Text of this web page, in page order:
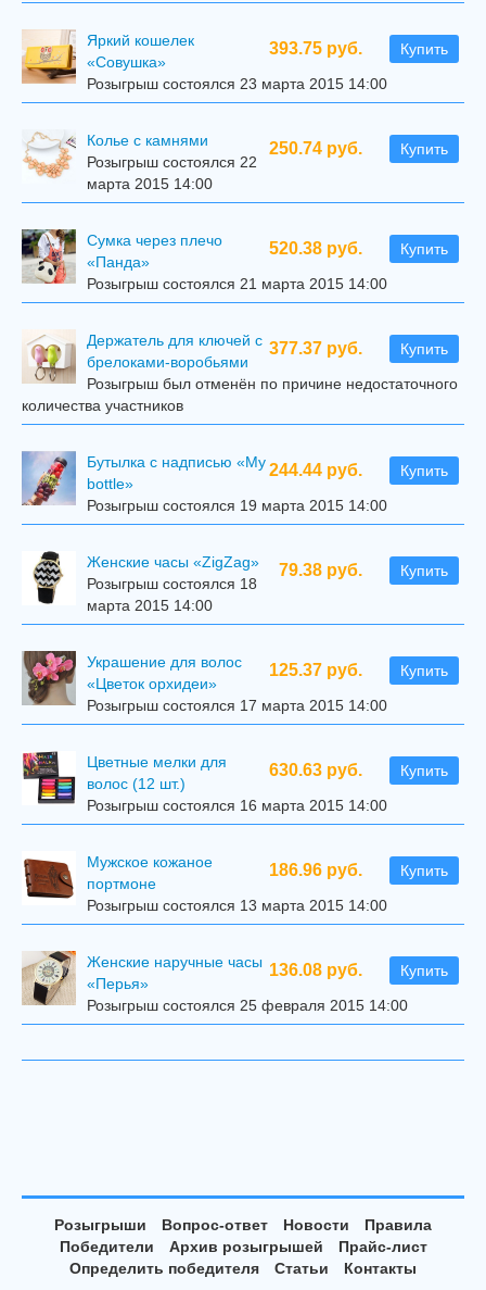
393.75 руб. Купить
Яркий кошелек
«Совушка»
Розыгрыш состоялся 23 марта 2015 14:00
250.74 руб. Купить
Колье с камнями
Розыгрыш состоялся 22
марта 2015 14:00
520.38 руб. Купить
Сумка через плечо
«Панда»
Розыгрыш состоялся 21 марта 2015 14:00
377.37 руб. Купить
Держатель для ключей с
брелоками-воробьями
Розыгрыш был отменён по причине недостаточного
количества участников
244.44 руб. Купить
Бутылка с надписью «My
bottle»
Розыгрыш состоялся 19 марта 2015 14:00
79.38 руб. Купить
Женские часы «ZigZag»
Розыгрыш состоялся 18
марта 2015 14:00
125.37 руб. Купить
Украшение для волос
«Цветок орхидеи»
Розыгрыш состоялся 17 марта 2015 14:00
630.63 руб. Купить
Цветные мелки для
волос (12 шт.)
Розыгрыш состоялся 16 марта 2015 14:00
186.96 руб. Купить
Мужское кожаное
портмоне
Розыгрыш состоялся 13 марта 2015 14:00
136.08 руб. Купить
Женские наручные часы
«Перья»
Розыгрыш состоялся 25 февраля 2015 14:00
Розыгрыши Вопрос-ответ Новости
Правила
Победители
Архив розыгрышей
Прайс-лист
Определить победителя
Статьи Контакты